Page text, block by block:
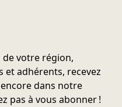
de votre région,
et adhérents, recevez
dans notre
pas à vous abonner !